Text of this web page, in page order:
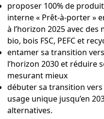
proposer 100% de
interne « Prêt-à-porter »
à l’horizon 2025 avec
bio, bois FSC, PEFC et
entamer sa transition
l’horizon 2030 et réduire
mesurant mieux
débuter sa transition vers
usage unique jusqu’en
alternatives.